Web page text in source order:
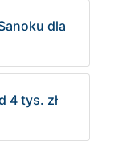
dla
4 tys. zł